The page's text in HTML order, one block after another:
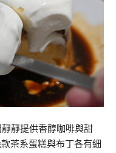
靜提供香醇咖啡與甜
茶系蛋糕與布丁各有細